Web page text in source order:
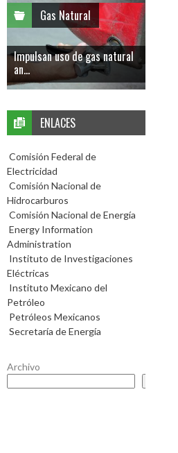
Gas Natural
Impulsan uso de gas natural
an...
ENLACES
Comisión Federal de
Electricidad
Comisión Nacional de
Hidrocarburos
Comisión Nacional de Energía
Energy Information
Administration
Instituto de Investigaciones
Eléctricas
Instituto Mexicano del
Petróleo
Petróleos Mexicanos
Secretaría de Energía
Archivo